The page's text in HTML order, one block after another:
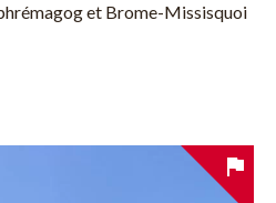
et Brome-Missisquoi